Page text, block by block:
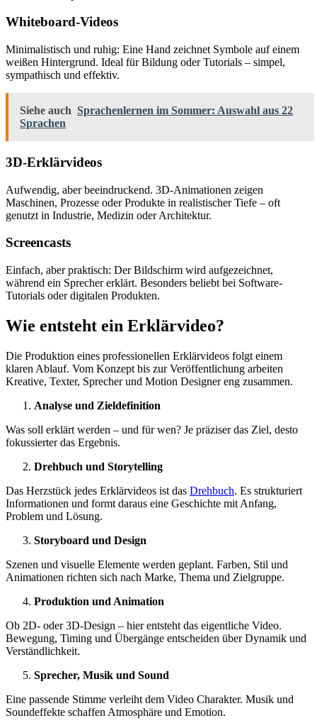
Whiteboard-Videos
Minimalistisch und ruhig: Eine Hand zeichnet Symbole auf einem
weißen Hintergrund. Ideal für Bildung oder Tutorials – simpel,
sympathisch und effektiv.
Siehe auch Sprachenlernen im Sommer: Auswahl aus 22
Sprachen
3D-Erklärvideos
Aufwendig, aber beeindruckend. 3D-Animationen zeigen
Maschinen, Prozesse oder Produkte in realistischer Tiefe – oft
genutzt in Industrie, Medizin oder Architektur.
Screencasts
Einfach, aber praktisch: Der Bildschirm wird aufgezeichnet,
während ein Sprecher erklärt. Besonders beliebt bei Software-
Tutorials oder digitalen Produkten.
Wie entsteht ein Erklärvideo?
Die Produktion eines professionellen Erklärvideos folgt einem
klaren Ablauf. Vom Konzept bis zur Veröffentlichung arbeiten
Kreative, Texter, Sprecher und Motion Designer eng zusammen.
Analyse und Zieldefinition
Was soll erklärt werden – und für wen? Je präziser das Ziel, desto
fokussierter das Ergebnis.
Drehbuch und Storytelling
Das Herzstück jedes Erklärvideos ist das Drehbuch. Es strukturiert
Informationen und formt daraus eine Geschichte mit Anfang,
Problem und Lösung.
Storyboard und Design
Szenen und visuelle Elemente werden geplant. Farben, Stil und
Animationen richten sich nach Marke, Thema und Zielgruppe.
Produktion und Animation
Ob 2D- oder 3D-Design – hier entsteht das eigentliche Video.
Bewegung, Timing und Übergänge entscheiden über Dynamik und
Verständlichkeit.
Sprecher, Musik und Sound
Eine passende Stimme verleiht dem Video Charakter. Musik und
Soundeffekte schaffen Atmosphäre und Emotion.